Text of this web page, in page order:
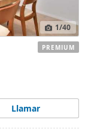
1/40
Llamar
PREMIUM